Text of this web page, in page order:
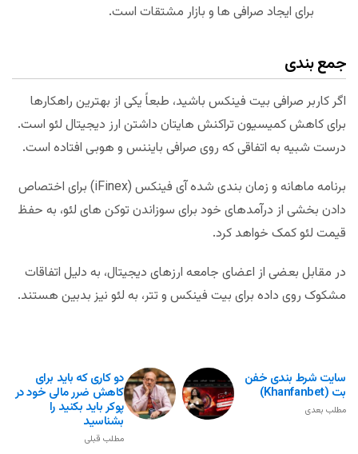
برای ایجاد صرافی ها و بازار مشتقات است.
جمع بندی
اگر کاربر صرافی بیت فینکس باشید، طبعاً یکی از بهترین راهکارها
برای کاهش کمیسیون تراکنش هایتان داشتن ارز دیجیتال لئو است.
درست شبیه به اتفاقی که روی صرافی بایننس و هوبی افتاده است.
برنامه ماهانه و زمان بندی شده آی فینکس (iFinex) برای اختصاص
دادن بخشی از درآمدهای خود برای سوزاندن توکن های لئو، به حفظ
قیمت لئو کمک خواهد کرد.
در مقابل بعضی از اعضای جامعه ارزهای دیجیتال، به دلیل اتفاقات
مشکوک روی داده برای بیت فینکس و تتر، به لئو نیز بدبین هستند.
دو کاری که باید برای
کاهش ضرر مالی خود در
پوکر باید بکنید را
بشناسید
مطلب قبلی
سایت شرط بندی خفن
بت (Khanfanbet)
مطلب بعدی